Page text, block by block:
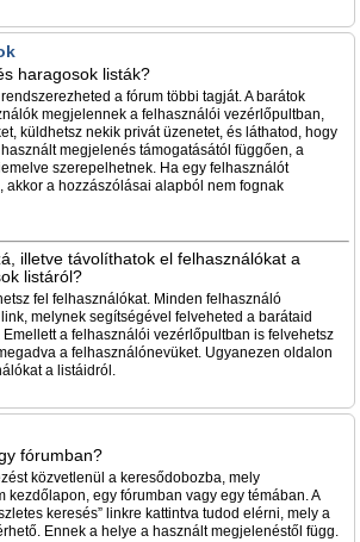
haragosok listák?
a fórum többi tagját. A barátok
megjelennek a felhasználói vezérlőpultban,
küldhetsz nekik privát üzenetet, és láthatod, hogy
megjelenés támogatásától függően, a
szerepelhetnek. Ha egy felhasználót
akkor a hozzászólásai alapból nem fognak
illetve távolíthatok el felhasználókat a
listáról?
fel felhasználókat. Minden felhasználó
melynek segítségével felveheted a barátaid
a felhasználói vezérlőpultban is felvehetsz
a felhasználónevüket. Ugyanezen oldalon
a listáidról.
fórumban?
közvetlenül a keresődobozba, mely
kezdőlapon, egy fórumban vagy egy témában. A
keresés” linkre kattintva tudod elérni, mely a
Ennek a helye a használt megjelenéstől függ.